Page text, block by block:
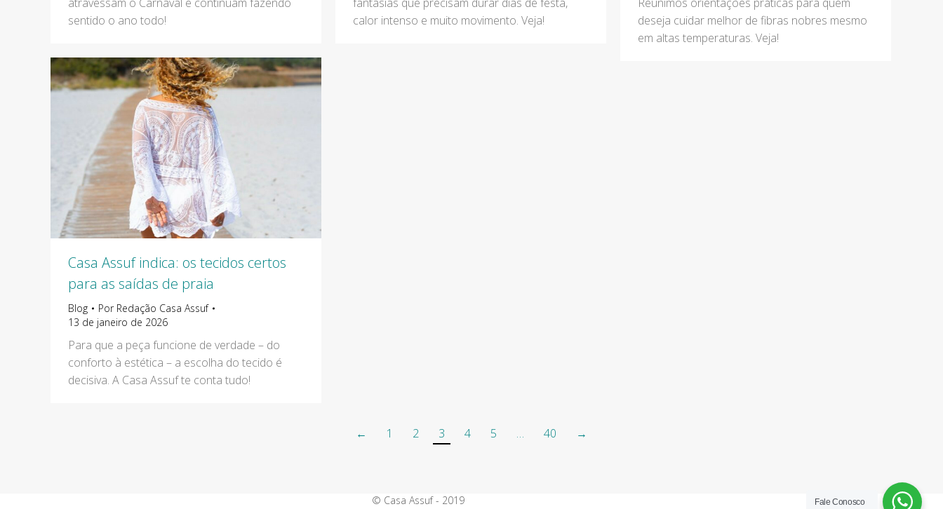
sentido o ano todo!
calor intenso e muito movimento. Veja!
deseja cuidar melhor de fibras nobres mesmo
em altas temperaturas. Veja!
Casa Assuf indica: os tecidos certos
para as saídas de praia
Blog Por Redação Casa Assuf
13 de janeiro de 2026
Para que a peça funcione de verdade – do
conforto à estética – a escolha do tecido é
decisiva. A Casa Assuf te conta tudo!
← 1 2 3 4 5 … 40 →
© Casa Assuf - 2019 Fale Conosco